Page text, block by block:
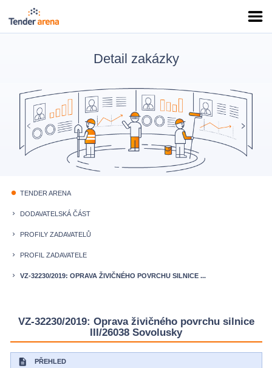
Detail zakázky
fiber_manual_record TENDER ARENA
keyboard_arrow_right DODAVATELSKÁ ČÁST
keyboard_arrow_right PROFILY ZADAVATELŮ
keyboard_arrow_right PROFIL ZADAVATELE
keyboard_arrow_right VZ-32230/2019: OPRAVA ŽIVIČNÉHO POVRCHU SILNICE ...
VZ-32230/2019: Oprava živičného povrchu silnice
III/26038 Sovolusky
description PŘEHLED